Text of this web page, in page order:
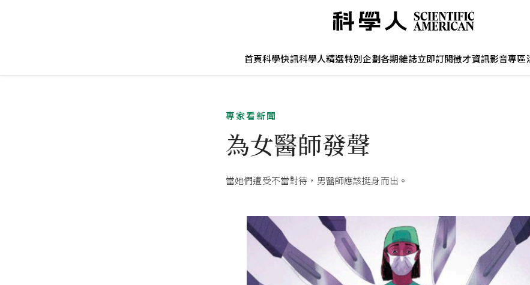
首頁科學快訊科學人精選特別企劃各期雜誌立即訂閱徵才資訊影音專區
專家看新聞
為女醫師發聲
當她們遭受不當對待，男醫師應該挺身而出。